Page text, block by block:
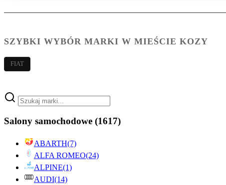
SZYBKI WYBÓR MARKI W MIEŚCIE KOZY
FIAT
Salony samochodowe (1617)
ABARTH(7)
ALFA ROMEO(24)
ALPINE(1)
AUDI(14)